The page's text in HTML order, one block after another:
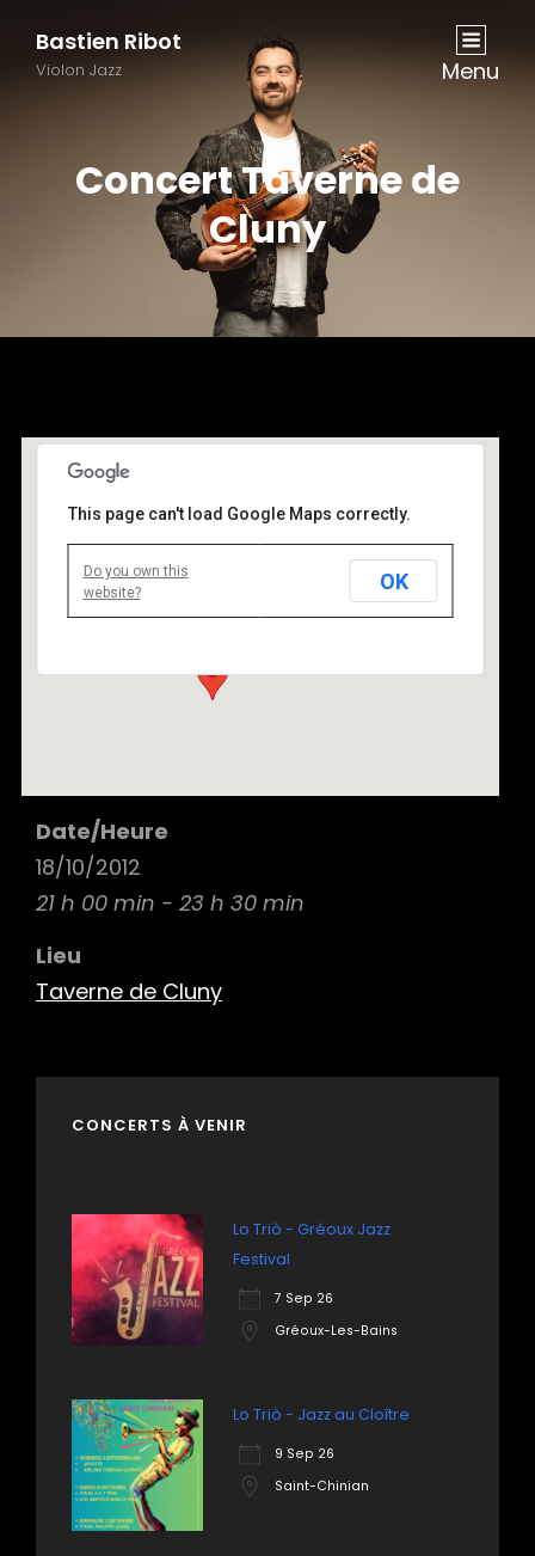
Bastien Ribot
Violon Jazz Menu
Concert Taverne de
Cluny
Taverne de Cluny
54 rue de la Harpe 75005 Paris - Paris
This page can't load Google Maps correctly.
Do you own this
website?
OK
Date/Heure
18/10/2012
21 h 00 min - 23 h 30 min
Lieu
Taverne de Cluny
CONCERTS À VENIR
Lo Triò - Gréoux Jazz
Festival
7 Sep 26
Gréoux-Les-Bains
Lo Triò - Jazz au Cloître
9 Sep 26
Saint-Chinian